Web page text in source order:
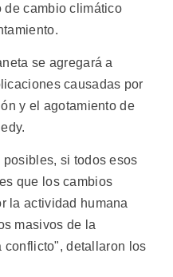
de cambio climático
se agregará a
causadas por
y el agotamiento de
si todos esos
que los cambios
la actividad humana
masivos de la
detallaron los